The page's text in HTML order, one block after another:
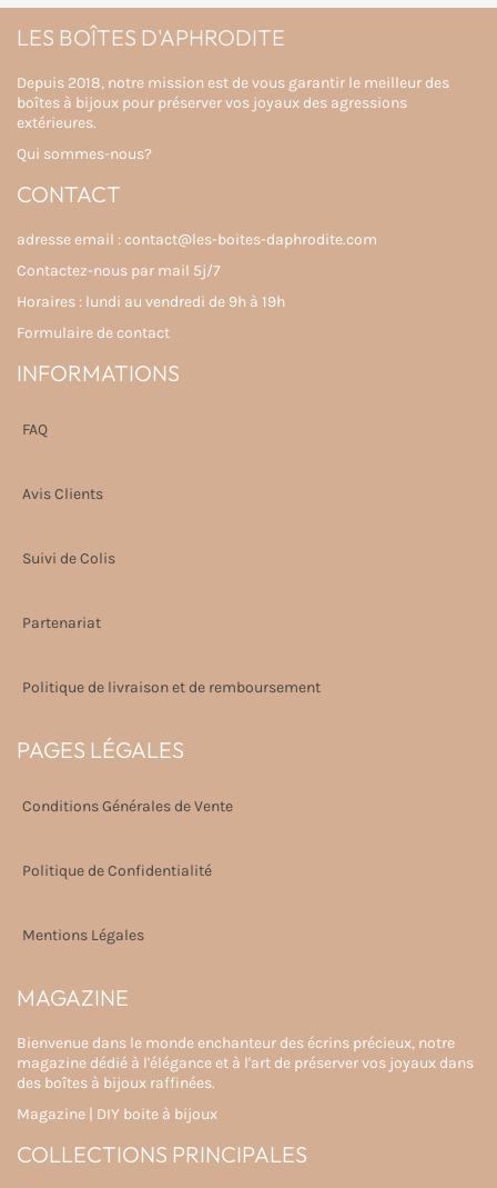
LES BOÎTES D'APHRODITE
Depuis 2018, notre mission est de vous garantir le meilleur des
boîtes à bijoux pour préserver vos joyaux des agressions
extérieures.
Qui sommes-nous?
CONTACT
adresse email : contact@les-boites-daphrodite.com
Contactez-nous par mail 5j/7
Horaires : lundi au vendredi de 9h à 19h
Formulaire de contact
INFORMATIONS
FAQ
Avis Clients
Suivi de Colis
Partenariat
Politique de livraison et de remboursement
PAGES LÉGALES
Conditions Générales de Vente
Politique de Confidentialité
Mentions Légales
MAGAZINE
Bienvenue dans le monde enchanteur des écrins précieux, notre
magazine dédié à l'élégance et à l'art de préserver vos joyaux dans
des boîtes à bijoux raffinées.
Magazine | DIY boite à bijoux
COLLECTIONS PRINCIPALES